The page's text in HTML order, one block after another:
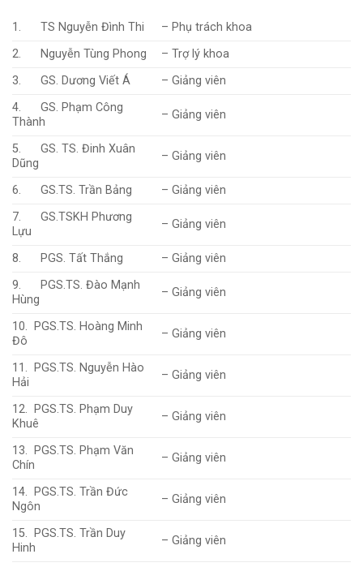
1. TS Nguyễn Đình Thi
– Phụ trách khoa
2. Nguyễn Tùng Phong
– Trợ lý khoa
3. GS. Dương Viết Á
– Giảng viên
4. GS. Phạm Công
Thành
– Giảng viên
5. GS. TS. Đinh Xuân
Dũng
– Giảng viên
6. GS.TS. Trần Bảng
– Giảng viên
7. GS.TSKH Phương
Lựu
– Giảng viên
8. PGS. Tất Thắng
– Giảng viên
9. PGS.TS. Đào Mạnh
Hùng
– Giảng viên
10. PGS.TS. Hoàng Minh
Đô
– Giảng viên
11. PGS.TS. Nguyễn Hào
Hải
– Giảng viên
12. PGS.TS. Phạm Duy
Khuê
– Giảng viên
13. PGS.TS. Phạm Văn
Chín
– Giảng viên
14. PGS.TS. Trần Đức
Ngôn
– Giảng viên
15. PGS.TS. Trần Duy
Hinh
– Giảng viên